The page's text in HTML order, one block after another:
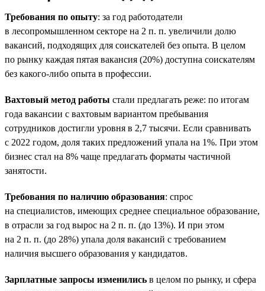
Требования по опыту: за год работодатели
в лесопромышленном секторе на 2 п. п. увеличили долю
вакансий, подходящих для соискателей без опыта. В целом
по рынку каждая пятая вакансия (20%) доступна соискателям
без какого-либо опыта в профессии.
Вахтовый метод работы стали предлагать реже: по итогам
года вакансии с вахтовым вариантом пребывания
сотрудников достигли уровня в 2,7 тысячи. Если сравнивать
с 2022 годом, доля таких предложений упала на 1%. При этом
бизнес стал на 8% чаще предлагать форматы частичной
занятости.
Требования по наличию образования: спрос
на специалистов, имеющих среднее специальное образование,
в отрасли за год вырос на 2 п. п. (до 13%). И при этом
на 2 п. п. (до 28%) упала доля вакансий с требованием
наличия высшего образования у кандидатов.
Зарплатные запросы изменились в целом по рынку, и сфера